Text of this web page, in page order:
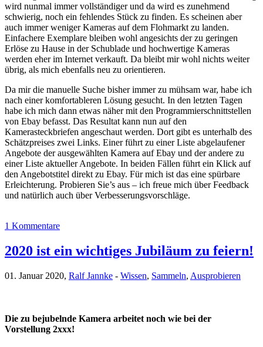
wird nunmal immer vollständiger und da wird es zunehmend
schwierig, noch ein fehlendes Stück zu finden. Es scheinen aber
auch immer weniger Kameras auf dem Flohmarkt zu landen.
Einfachere Exemplare bleiben wohl angesichts der zu geringen
Erlöse zu Hause in der Schublade und hochwertige Kameras
werden eher im Internet verkauft. Da bleibt mir wohl nichts weiter
übrig, als mich ebenfalls neu zu orientieren.
Da mir die manuelle Suche bisher immer zu mühsam war, habe ich
nach einer komfortableren Lösung gesucht. In den letzten Tagen
habe ich mich dann etwas näher mit den Programmierschnittstellen
von Ebay befasst. Das Resultat kann nun auf den
Kamerasteckbriefen angeschaut werden. Dort gibt es unterhalb des
Schätzpreises zwei Links. Einer führt zu einer Liste abgelaufener
Angebote der ausgewählten Kamera auf Ebay und der andere zu
einer Liste aktueller Angebote. In beiden Fällen führt ein Klick auf
den Angebotstitel direkt zu Ebay. Für mich ist das eine spürbare
Erleichterung. Probieren Sie’s aus – ich freue mich über Feedback
und natürlich auch über Verbesserungsvorschläge.
1 Kommentare
2020 ist ein wichtiges Jubiläum zu feiern!
01. Januar 2020, Ralf Jannke - Wissen, Sammeln, Ausprobieren
Die zu bejubelnde Kamera arbeitet noch wie bei der
Vorstellung 2xxx!